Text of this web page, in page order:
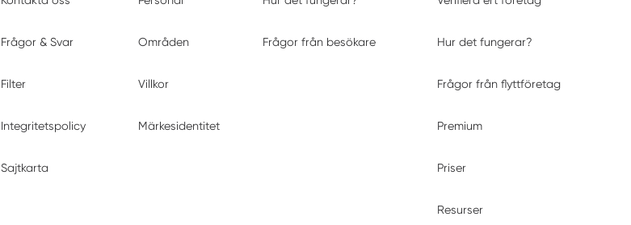
Frågor & Svar Områden
Filter Villkor
Integritetspolicy Märkesidentitet
Sajtkarta
Frågor från besökare Hur det fungerar?
Frågor från flyttföretag
Premium
Priser
Resurser